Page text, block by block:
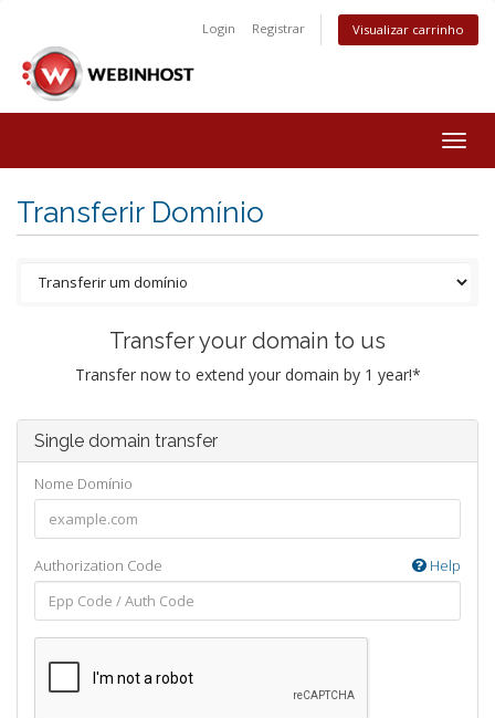
Login Registrar Visualizar carrinho
Transferir Domínio
Transfer your domain to us
Transfer now to extend your domain by 1 year!*
Single domain transfer
Nome Domínio
Authorization Code Help